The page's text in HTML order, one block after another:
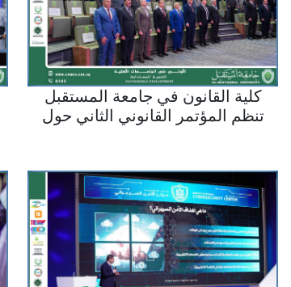
كلية القانون في جامعة المستقبل
تنظم المؤتمر القانوني الثاني حول